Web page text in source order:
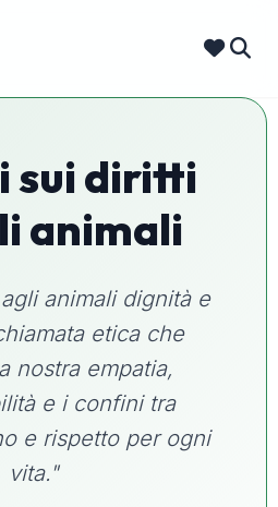
sui diritti
animali
animali dignità e
etica che
nostra empatia,
e i confini tra
e rispetto per ogni
vita."